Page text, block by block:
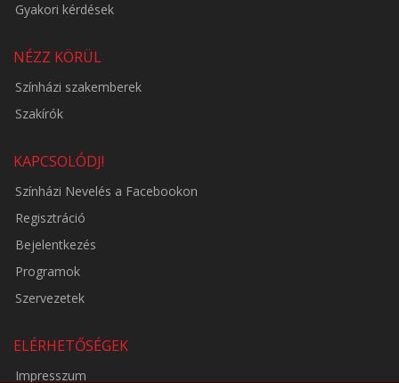
Gyakori kérdések
NÉZZ KÖRÜL
Színházi szakemberek
Szakírók
KAPCSOLÓDJ!
Színházi Nevelés a Facebookon
Regisztráció
Bejelentkezés
Programok
Szervezetek
ELÉRHETŐSÉGEK
Impresszum